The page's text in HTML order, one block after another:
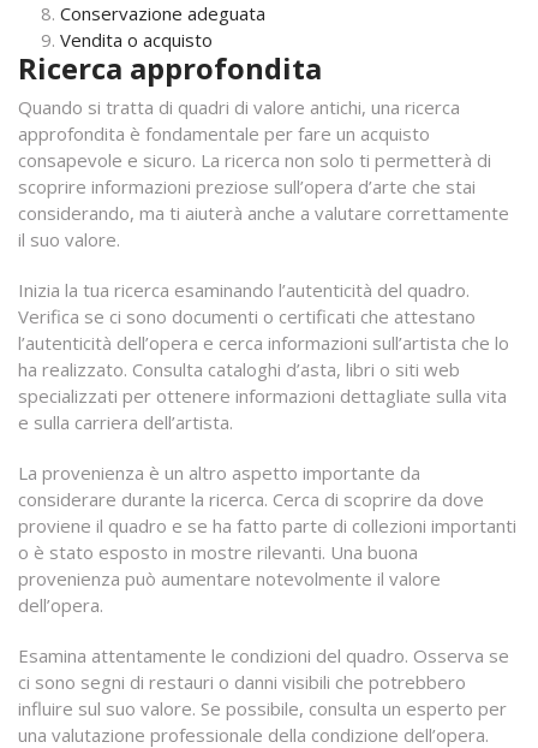
Conservazione adeguata
Vendita o acquisto
Ricerca approfondita
Quando si tratta di quadri di valore antichi, una ricerca
approfondita è fondamentale per fare un acquisto
consapevole e sicuro. La ricerca non solo ti permetterà di
scoprire informazioni preziose sull’opera d’arte che stai
considerando, ma ti aiuterà anche a valutare correttamente
il suo valore.
Inizia la tua ricerca esaminando l’autenticità del quadro.
Verifica se ci sono documenti o certificati che attestano
l’autenticità dell’opera e cerca informazioni sull’artista che lo
ha realizzato. Consulta cataloghi d’asta, libri o siti web
specializzati per ottenere informazioni dettagliate sulla vita
e sulla carriera dell’artista.
La provenienza è un altro aspetto importante da
considerare durante la ricerca. Cerca di scoprire da dove
proviene il quadro e se ha fatto parte di collezioni importanti
o è stato esposto in mostre rilevanti. Una buona
provenienza può aumentare notevolmente il valore
dell’opera.
Esamina attentamente le condizioni del quadro. Osserva se
ci sono segni di restauri o danni visibili che potrebbero
influire sul suo valore. Se possibile, consulta un esperto per
una valutazione professionale della condizione dell’opera.